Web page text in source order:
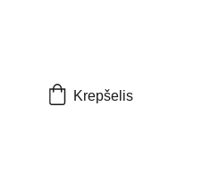
Krepšelis